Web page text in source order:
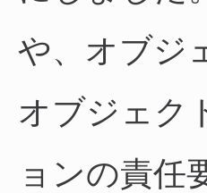
や、オブジ
オブジェク
ョンの責任